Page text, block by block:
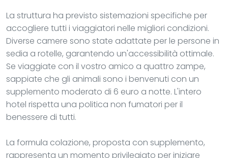
La struttura ha previsto sistemazioni specifiche per
accogliere tutti i viaggiatori nelle migliori condizioni.
Diverse camere sono state adattate per le persone in
sedia a rotelle, garantendo un'accessibilità ottimale.
Se viaggiate con il vostro amico a quattro zampe,
sappiate che gli animali sono i benvenuti con un
supplemento moderato di 6 euro a notte. L'intero
hotel rispetta una politica non fumatori per il
benessere di tutti.
La formula colazione, proposta con supplemento,
rappresenta un momento privilegiato per iniziare